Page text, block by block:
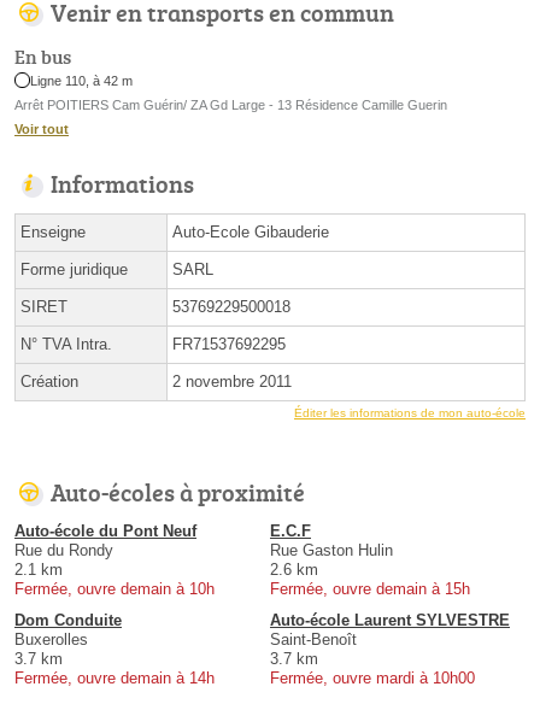
Venir en transports en commun
En bus
Ligne 110, à 42 m
Arrêt POITIERS Cam Guérin/ ZA Gd Large - 13 Résidence Camille Guerin
Voir tout
Informations
Enseigne Auto-Ecole Gibauderie
Forme juridique SARL
SIRET 53769229500018
N° TVA Intra. FR71537692295
Création 2 novembre 2011
Éditer les informations de mon auto-école
Auto-écoles à proximité
Auto-école du Pont Neuf
Rue du Rondy
2.1 km
Fermée, ouvre demain à 10h
E.C.F
Rue Gaston Hulin
2.6 km
Fermée, ouvre demain à 15h
Dom Conduite
Buxerolles
3.7 km
Fermée, ouvre demain à 14h
Auto-école Laurent SYLVESTRE
Saint-Benoît
3.7 km
Fermée, ouvre mardi à 10h00